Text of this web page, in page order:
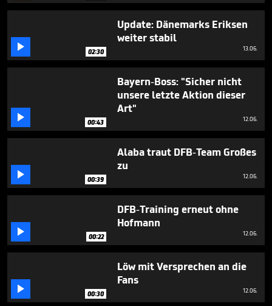
 02:30
Update: Dänemarks Eriksen
weiter stabil
13.06.
 00:43
Bayern-Boss: "Sicher nicht
unsere letzte Aktion dieser
Art"
12.06.
 00:39
Alaba traut DFB-Team Großes
zu
12.06.
 00:22
DFB-Training erneut ohne
Hofmann
12.06.
 00:30
Löw mit Versprechen an die
Fans
12.06.